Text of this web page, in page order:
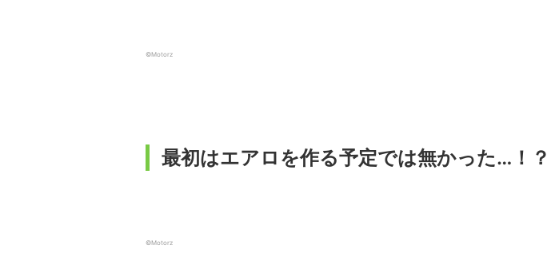
©Motorz
最初はエアロを作る予定では無かった…！？
©Motorz